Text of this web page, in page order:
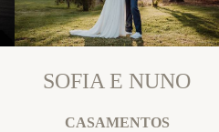
SOFIA E NUNO
CASAMENTOS